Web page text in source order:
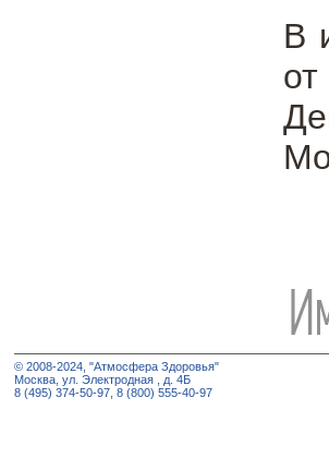
В
© 2008-2024, "Атмосфера Здоровья"
Москва, ул. Электродная , д. 4Б
8 (495) 374-50-97, 8 (800) 555-40-97